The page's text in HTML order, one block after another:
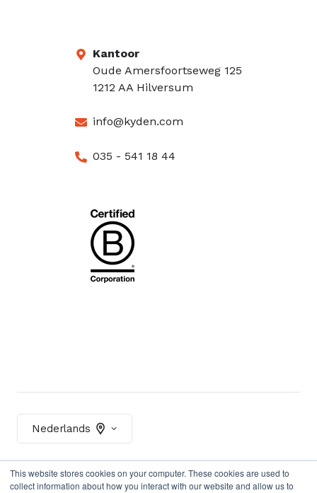
This website stores cookies on your computer. These cookies are used to
collect information about how you interact with our website and allow us to
Kantoor
Oude Amersfoortseweg 125
1212 AA Hilversum
info@kyden.com
035 - 541 18 44
Nederlands
Contact Privacybeleid